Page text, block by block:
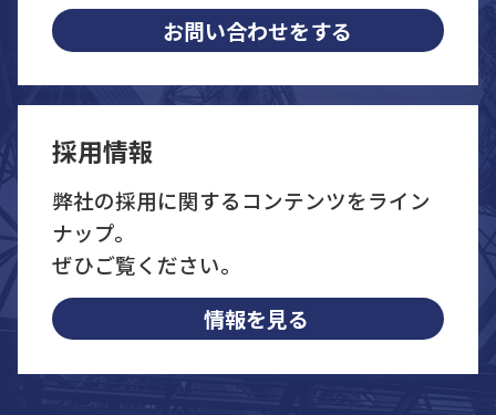
お問い合わせをする
採用情報
弊社の採用に関するコンテンツをライン
ナップ。
ぜひご覧ください。
情報を見る